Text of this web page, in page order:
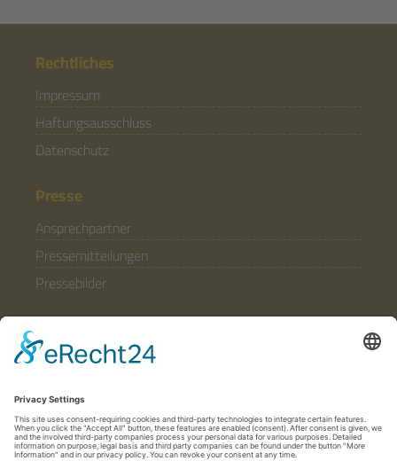
Rechtliches
Impressum
Haftungsausschluss
Datenschutz
Presse
Ansprechpartner
Pressemitteilungen
Pressebilder
Partner & Förderer
Häufige Fragen